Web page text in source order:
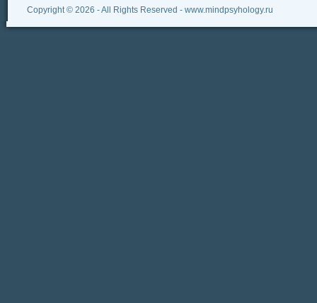
Copyright © 2026 - All Rights Reserved - www.mindpsyhology.ru